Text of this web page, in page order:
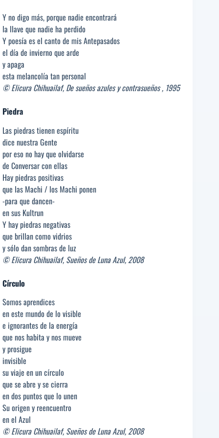
Y no digo más, porque nadie encontrará
la llave que nadie ha perdido
Y poesía es el canto de mis Antepasados
el día de invierno que arde
y apaga
esta melancolía tan personal
© Elicura Chihuailaf, De sueños azules y contrasueños , 1995
Piedra
Las piedras tienen espíritu
dice nuestra Gente
por eso no hay que olvidarse
de Conversar con ellas
Hay piedras positivas
que las Machi / los Machi ponen
-para que dancen-
en sus Kultrun
Y hay piedras negativas
que brillan como vidrios
y sólo dan sombras de luz
© Elicura Chihuailaf, Sueños de Luna Azul, 2008
Círculo
Somos aprendices
en este mundo de lo visible
e ignorantes de la energía
que nos habita y nos mueve
y prosigue
invisible
su viaje en un círculo
que se abre y se cierra
en dos puntos que lo unen
Su origen y reencuentro
en el Azul
© Elicura Chihuailaf, Sueños de Luna Azul, 2008